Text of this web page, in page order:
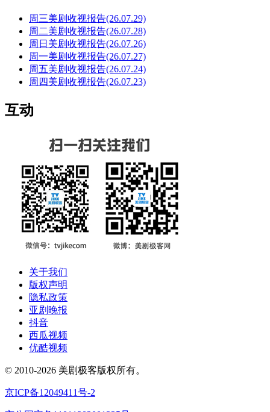
周三美剧收视报告(26.07.29)
周二美剧收视报告(26.07.28)
周日美剧收视报告(26.07.26)
周一美剧收视报告(26.07.27)
周五美剧收视报告(26.07.24)
周四美剧收视报告(26.07.23)
互动
关于我们
版权声明
隐私政策
亚剧晚报
抖音
西瓜视频
优酷视频
© 2010-2026 美剧极客版权所有。
京ICP备12049411号-2